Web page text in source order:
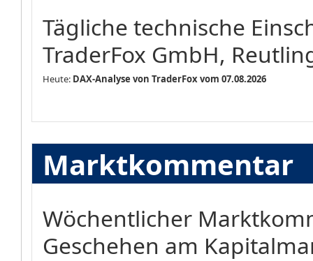
Tägliche technische
TraderFox GmbH,
Heute: DAX-Analyse von TraderFox vom 07.08.2026
Marktkommentar
Wöchentlicher
Geschehen am